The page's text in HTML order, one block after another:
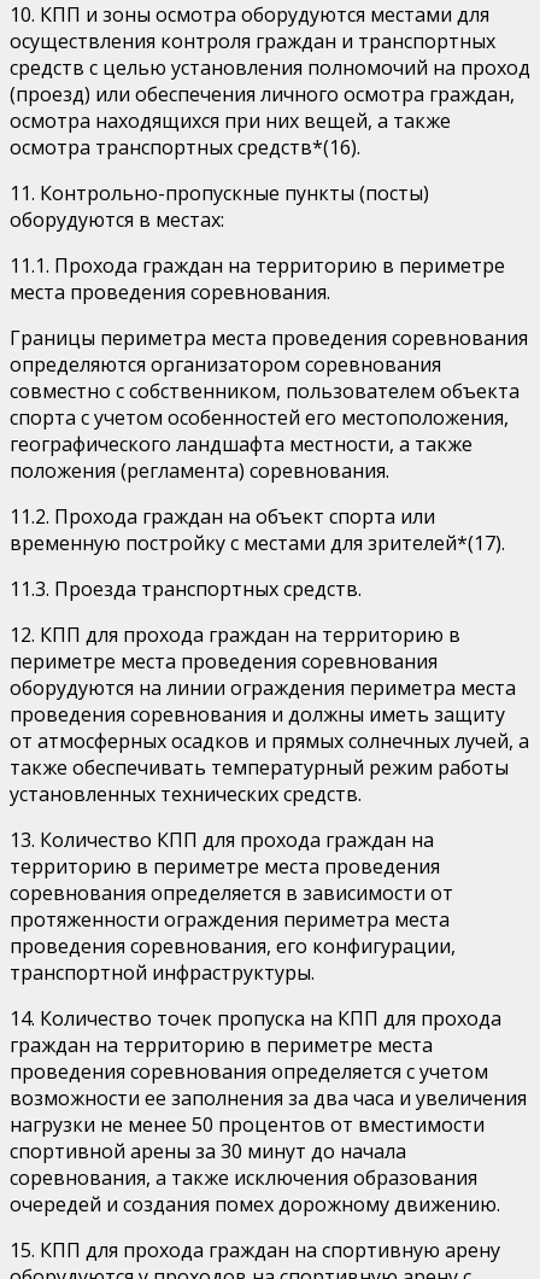
10. КПП и зоны осмотра оборудуются местами для
осуществления контроля граждан и транспортных
средств с целью установления полномочий на проход
(проезд) или обеспечения личного осмотра граждан,
осмотра находящихся при них вещей, а также
осмотра транспортных средств*(16).
11. Контрольно-пропускные пункты (посты)
оборудуются в местах:
11.1. Прохода граждан на территорию в периметре
места проведения соревнования.
Границы периметра места проведения соревнования
определяются организатором соревнования
совместно с собственником, пользователем объекта
спорта с учетом особенностей его местоположения,
географического ландшафта местности, а также
положения (регламента) соревнования.
11.2. Прохода граждан на объект спорта или
временную постройку с местами для зрителей*(17).
11.3. Проезда транспортных средств.
12. КПП для прохода граждан на территорию в
периметре места проведения соревнования
оборудуются на линии ограждения периметра места
проведения соревнования и должны иметь защиту
от атмосферных осадков и прямых солнечных лучей, а
также обеспечивать температурный режим работы
установленных технических средств.
13. Количество КПП для прохода граждан на
территорию в периметре места проведения
соревнования определяется в зависимости от
протяженности ограждения периметра места
проведения соревнования, его конфигурации,
транспортной инфраструктуры.
14. Количество точек пропуска на КПП для прохода
граждан на территорию в периметре места
проведения соревнования определяется с учетом
возможности ее заполнения за два часа и увеличения
нагрузки не менее 50 процентов от вместимости
спортивной арены за 30 минут до начала
соревнования, а также исключения образования
очередей и создания помех дорожному движению.
15. КПП для прохода граждан на спортивную арену